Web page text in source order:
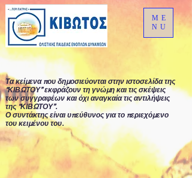
ME
NU
Τα κείμενα που δημοσιεύονται στην ιστοσελίδα της
“ΚΙΒΩΤΟΥ” εκφράζουν τη γνώμη και τις σκέψεις
των συγγραφέων και όχι αναγκαία τις αντιλήψεις
της “ΚΙΒΩΤΟΥ”.
Ο συντάκτης είναι υπεύθυνος για το περιεχόμενο
του κειμένου του.